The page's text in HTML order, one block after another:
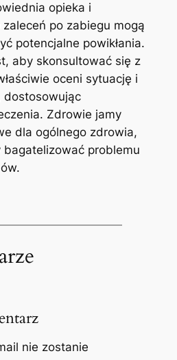
opieka i
po zabiegu mogą
potencjalne powikłania.
aby skonsultować się z
oceni sytuację i⁢
dostosowując
Zdrowie‌ jamy‌
dla ‍ogólnego zdrowia,
problemu
nie zostanie